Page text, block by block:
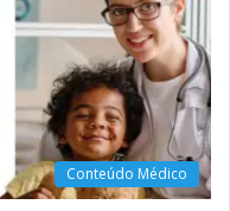
Conteúdo Médico